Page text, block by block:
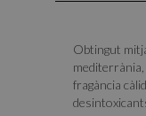
Obtingut
fragància